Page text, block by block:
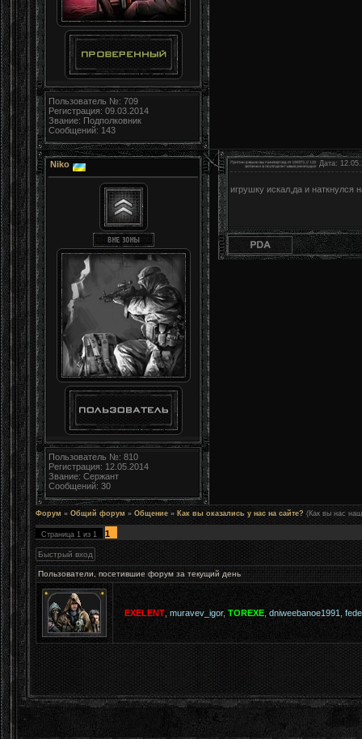
Пользователь №: 709
Регистрация: 09.03.2014
Звание: Подполковник
Сообщений: 143
Niko
Пользователь №: 810
Регистрация: 12.05.2014
Звание: Сержант
Сообщений: 30
Дата:
игрушку искал,да и наткнулся
Форум » Общий форум » Общение » Как вы оказались у нас на сайте? (Как вы нас
Страница 1 из 1 1
Пользователи, посетившие форум за текущий день
EXELENT ,muravev_igor, TOREXE, dniweebanoe1991